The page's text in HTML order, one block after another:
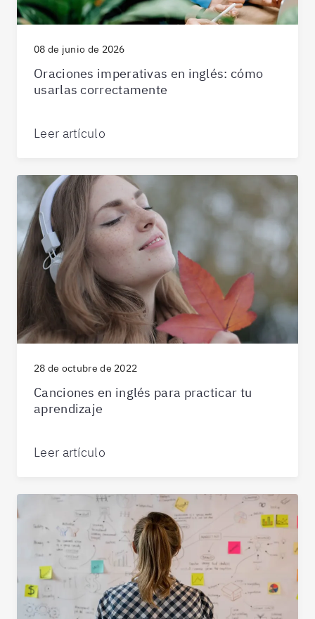
08 de junio de 2026
Oraciones imperativas en inglés: cómo
usarlas correctamente
Leer artículo
28 de octubre de 2022
Canciones en inglés para practicar tu
aprendizaje
Leer artículo